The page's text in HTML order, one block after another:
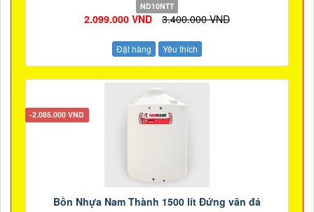
ND10NTT
2.099.000 VND 3.400.000 VND
Đặt hàng Yêu thích
-2.085.000 VND
Bồn Nhựa Nam Thành 1500 lít Đứng vân đá